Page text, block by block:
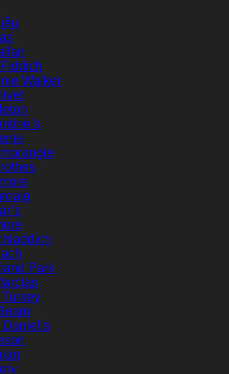
Walker
Park